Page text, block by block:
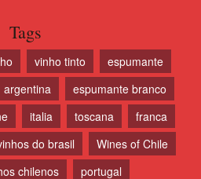
Tags
vinho tinto
espumante
argentina
espumante branco
italia toscana
franca
do brasil
Wines of Chile
chilenos portugal